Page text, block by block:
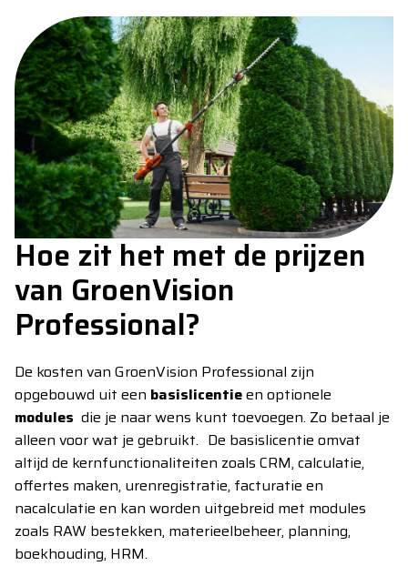
Hoe zit het met de prijzen
van GroenVision
Professional?
De kosten van GroenVision Professional zijn
opgebouwd uit een basislicentieen optionele
modules die je naar wens kunt toevoegen. Zo betaal je
alleen voor wat je gebruikt. De basislicentie omvat
altijd de kernfunctionaliteiten zoals CRM, calculatie,
offertes maken, urenregistratie, facturatie en
nacalculatie en kan worden uitgebreid met modules
zoals RAW bestekken, materieelbeheer, planning,
boekhouding, HRM.